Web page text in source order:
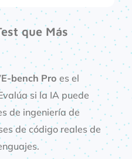
que Más
bench Pro es el
si la IA puede
de ingeniería de
de código reales de